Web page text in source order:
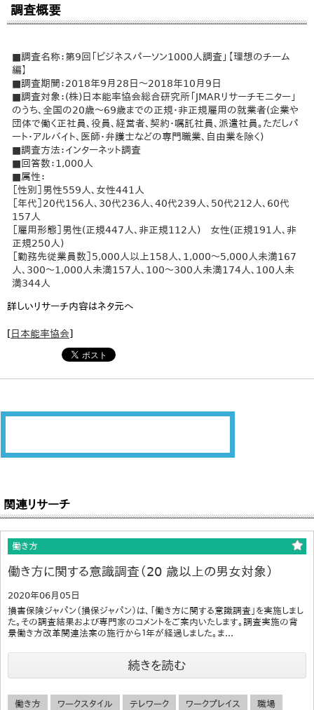
調査概要
■調査名称：第9回「ビジネスパーソン1000人調査」【理想のチーム
編】
■調査期間：2018年9月28日～2018年10月9日
■調査対象：(株)日本能率協会総合研究所「JMARリサーチモニター」
のうち、全国の20歳～69歳までの正規・非正規雇用の就業者(企業や
団体で働く正社員、役員、経営者、契約・嘱託社員、派遣社員。ただしパ
ート・アルバイト、医師・弁護士などの専門職業、自由業を除く)
■調査方法：インターネット調査
■回答数：1,000人
■属性：
［性別］男性559人、女性441人
［年代］20代156人、30代236人、40代239人、50代212人、60代
157人
［雇用形態］男性(正規447人、非正規112人) 女性(正規191人、非
正規250人)
［勤務先従業員数］5,000人以上158人、1,000～5,000人未満167
人、300～1,000人未満157人、100～300人未満174人、100人未
満344人
詳しいリサーチ内容はネタ元へ
[日本能率協会]
関連リサーチ
働き方
働き方に関する意識調査（20 歳以上の男女対象）
2020年06月05日
損害保険ジャパン（損保ジャパン）は、「働き方に関する意識調査」を実施しまし
た。その調査結果および専門家のコメントをご案内いたします。調査実施の背
景働き方改革関連法案の施行から１年が経過しました。ま...
続きを読む
働き方 ワークスタイル テレワーク ワークプレイス 職場